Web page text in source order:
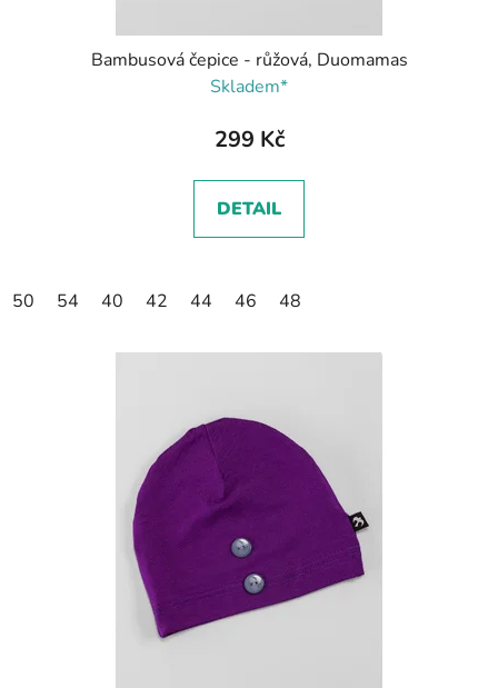
Bambusová čepice - růžová, Duomamas
Skladem*
299 Kč
DETAIL
50 54 40 42 44 46 48